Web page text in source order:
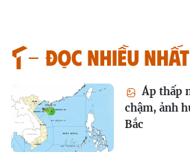
Đọc nhiều nhất
Áp thấp
chậm, ảnh
Bắc